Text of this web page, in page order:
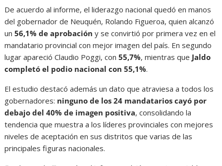
De acuerdo al informe, el liderazgo nacional quedó en manos
del gobernador de Neuquén, Rolando Figueroa, quien alcanzó
un56,1% de aprobación y se convirtió por primera vez en el
mandatario provincial con mejor imagen del país. En segundo
lugar apareció Claudio Poggi, con55,7%, mientras que Jaldo
completó el podio nacional con 55,1%.
El estudio destacó además un dato que atraviesa a todos los
gobernadores: ninguno de los 24 mandatarios cayó por
debajo del 40% de imagen positiva, consolidando la
tendencia que muestra a los líderes provinciales con mejores
niveles de aceptación en sus distritos que varias de las
principales figuras nacionales.